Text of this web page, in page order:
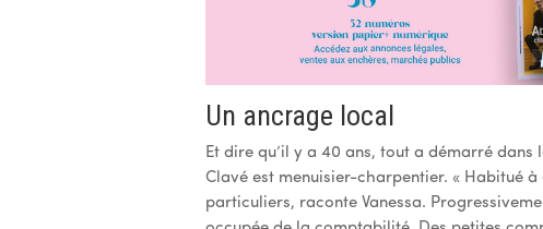
Un ancrage local
Et dire qu’il y a 40 ans, tout a démarré
Clavé est menuisier-charpentier. « Habitué
particuliers, raconte Vanessa.